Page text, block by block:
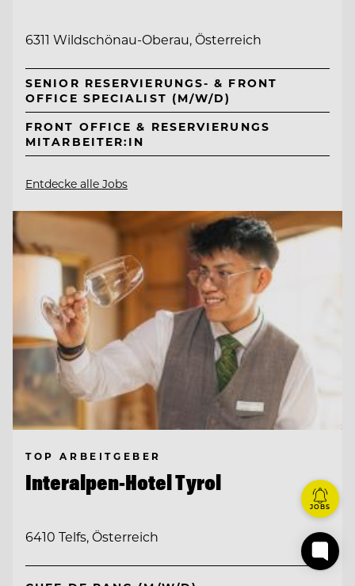
6311 Wildschönau-Oberau, Österreich
SENIOR RESERVIERUNGS- & FRONT
OFFICE SPECIALIST (M/W/D)
FRONT OFFICE & RESERVIERUNGS
MITARBEITER:IN
Entdecke alle Jobs
TOP ARBEITGEBER
Interalpen-Hotel Tyrol
6410 Telfs, Österreich
JOBS